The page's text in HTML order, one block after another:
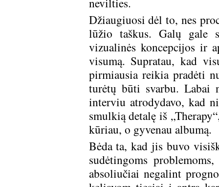
Džiaugiuosi dėl to, nes
lūžio taškus. Galų gale
vizualinės koncepcijos ir
visumą. Supratau, kad
pirmiausia reikia pradėti
turėtų būti svarbu. Labai
interviu atrodydavo, kad
smulkią detalę iš
kūriau, o gyvenau albumą.
Bėda ta, kad jis buvo
sudėtingoms
absoliučiai negalint